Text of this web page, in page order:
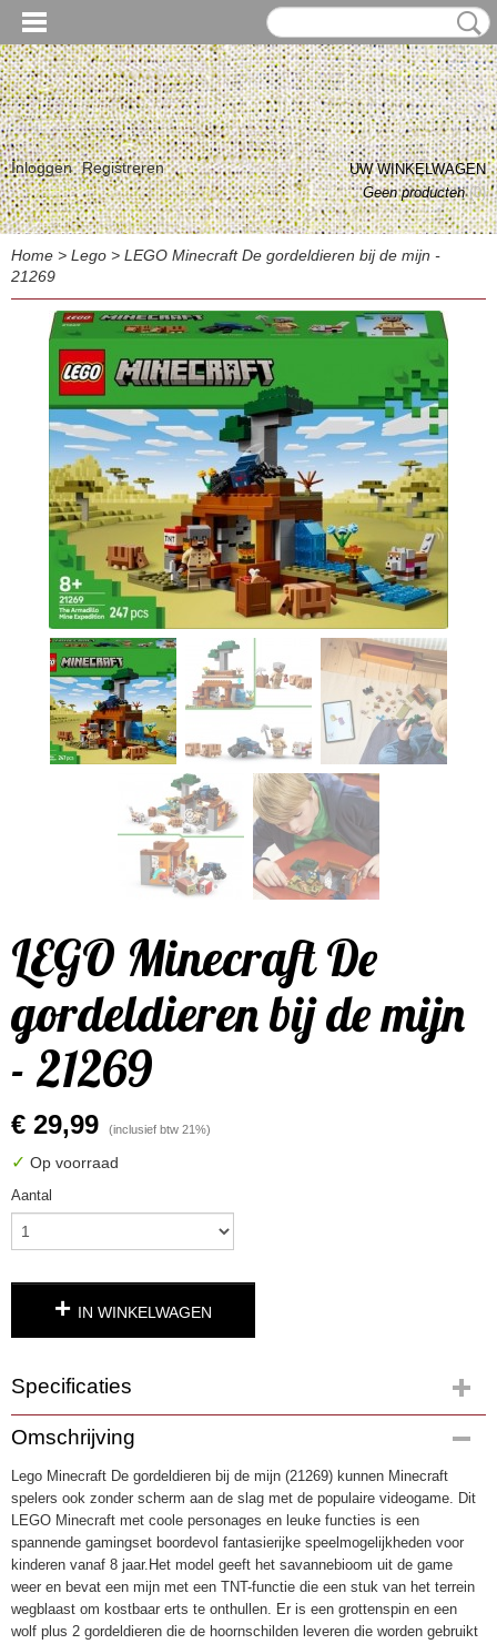
Inloggen Registreren
UW WINKELWAGEN
Geen producten(0)
Home > Lego > LEGO Minecraft De gordeldieren bij de mijn -
21269
LEGO Minecraft De
gordeldieren bij de mijn
- 21269
€ 29,99 (inclusief btw 21%)
✓ Op voorraad
Aantal
IN WINKELWAGEN
Specificaties
Productcode
4973
EAN code
5702017815435
Omschrijving
Lego Minecraft De gordeldieren bij de mijn (21269) kunnen Minecraft
spelers ook zonder scherm aan de slag met de populaire videogame. Dit
LEGO Minecraft met coole personages en leuke functies is een
spannende gamingset boordevol fantasierijke speelmogelijkheden voor
kinderen vanaf 8 jaar.Het model geeft het savannebioom uit de game
weer en bevat een mijn met een TNT-functie die een stuk van het terrein
wegblaast om kostbaar erts te onthullen. Er is een grottenspin en een
wolf plus 2 gordeldieren die de hoornschilden leveren die worden gebruikt